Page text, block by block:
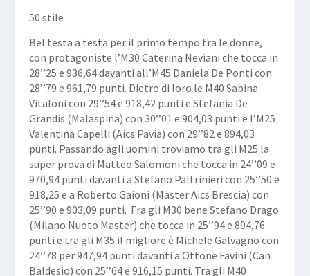
50 stile
Bel testa a testa per il primo tempo tra le donne,
con protagoniste l’M30Caterina Neviani che tocca in
28’’25 e 936,64 davanti all’M45 Daniela De Ponti con
28’’79 e 961,79 punti. Dietro di loro le M40Sabina
Vitaloni con 29’’54 e 918,42 punti eStefania De
Grandis (Malaspina) con 30’’01 e 904,03 punti e l’M25
Valentina Capelli (Aics Pavia) con 29’’82 e 894,03
punti. Passando agli uomini troviamo tra gli M25 la
super prova di Matteo Salomoni che tocca in 24’’09 e
970,94 punti davanti a Stefano Paltrinieri con 25’’50 e
918,25 e a Roberto Gaioni (Master Aics Brescia) con
25’’90 e 903,09 punti. Fra gli M30 beneStefano Drago
(Milano Nuoto Master) che tocca in 25’’94 e 894,76
punti e tra gli M35 il migliore è Michele Galvagno con
24’’78 per 947,94 punti davanti aOttone Favini (Can
Baldesio) con 25’’64 e 916,15 punti. Tra gli M40